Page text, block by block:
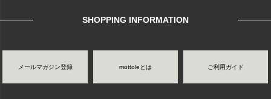
SHOPPING INFORMATION
メールマガジン登録 mottoleとは ご利用ガイド